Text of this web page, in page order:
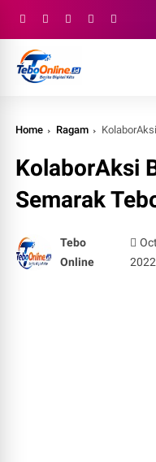
Home Ragam
KolaborAksi
Semarak
Tebo
Online
2022